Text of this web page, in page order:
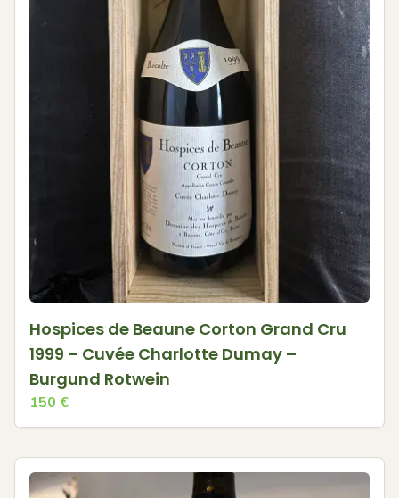
Hospices de Beaune Corton Grand Cru
1999 – Cuvée Charlotte Dumay –
Burgund Rotwein
150 €